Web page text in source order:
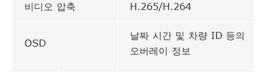
비디오 압축 H.265/H.264
OSD
날짜 시간 및 차량 ID 등의
오버레이 정보